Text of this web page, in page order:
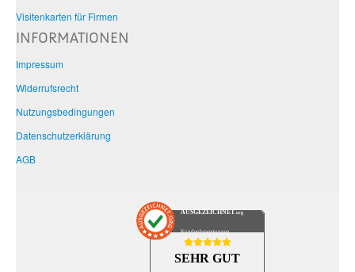
Visitenkarten für Firmen
INFORMATIONEN
Impressum
Widerrufsrecht
Nutzungsbedingungen
Datenschutzerklärung
AGB
AUSGEZEICHNET .org
Kundenbewertungen
SEHR GUT